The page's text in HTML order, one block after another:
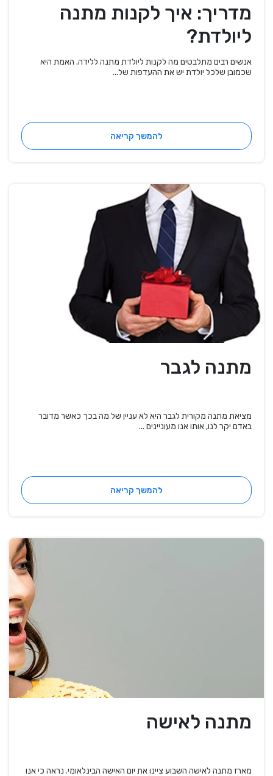
מדריך: איך לקנות מתנה
ליולדת?
אנשים רבים מתלבטים מה לקנות ליולדת מתנה ללידה. האמת היא
שכמובן שלכל יולדת יש את ההעדפות של...
להמשך קריאה
מתנה לגבר
מציאת מתנה מקורית לגבר היא לא עניין של מה בכך כאשר מדובר
באדם יקר לנו, אותו אנו מעוניינים ...
להמשך קריאה
מתנה לאישה
מארז מתנה לאישה השבוע ציינו את יום האישה הבינלאומי. נראה כי אנו